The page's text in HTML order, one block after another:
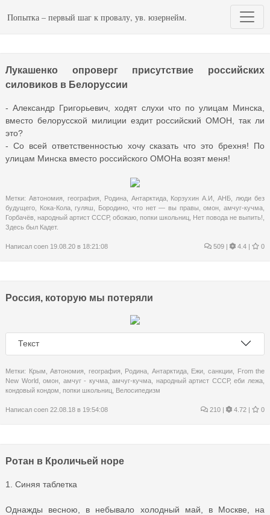
Попытка – первый шаг к провалу, ув. юзернейм.
Лукашенко опроверг присутствие российских
силовиков в Белоруссии
- Александр Григорьевич, ходят слухи что по улицам Минска,
вместо белорусской милиции ездит российский ОМОН, так ли
это?
- Со всей ответственностью хочу сказать что это брехня! По
улицам Минска вместо российского ОМОНа возят меня!
Метки: Автономия география Родина, Антарктида, Корзухин А.И ,АНБ
люди без
будущего
Кока-Кола,гуляш Бородино что нет — вы правы ,омон ,амчуг-кучма
Горбачёв народный артист СССР, обожаю попки школьниц Нет повода не выпить!
Здесь был Кадет.
Написал coen 19.08.20 в 18:21:08 509 | 4.4 | 0
Россия, которую мы потеряли
Текст
Метки: Крым ,Автономия география Родина Антарктида, Ежи санкции,
From the
New World,омон амчуг - кучма,амчуг-кучма народный артист СССР,еби лежа
кондовый кондом попки школьниц Велосипедизм
Написал coen 22.08.18 в 19:54:08 210 | 4.72 | 0
Ротан в Кроличьей норе
1. Синяя таблетка
Однажды весною, в небывало холодный май, в Москве, на